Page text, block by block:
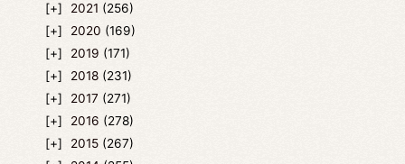
2021 (256)
2020 (169)
2019 (171)
2018 (231)
2017 (271)
2016 (278)
2015 (267)